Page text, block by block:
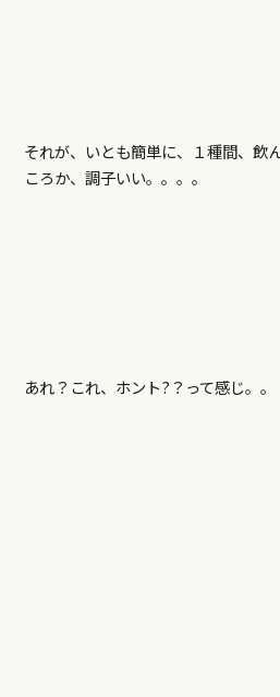
それが、いとも簡単に、１種間、飲
ころか、調子いい。。。。
あれ？これ、ホント?？って感じ。。